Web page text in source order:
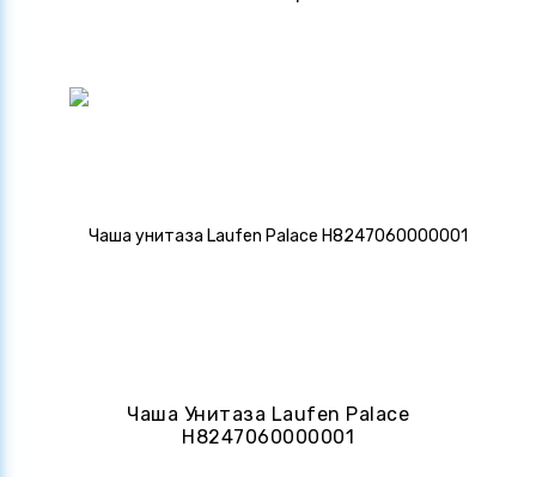
Чаша Унитаза Laufen Palace
H8247060000001